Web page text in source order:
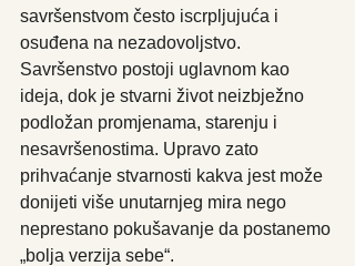
savršenstvom često iscrpljujuća i
osuđena na nezadovoljstvo.
Savršenstvo postoji uglavnom kao
ideja, dok je stvarni život neizbježno
podložan promjenama, starenju i
nesavršenostima. Upravo zato
prihvaćanje stvarnosti kakva jest može
donijeti više unutarnjeg mira nego
neprestano pokušavanje da postanemo
„bolja verzija sebe“.